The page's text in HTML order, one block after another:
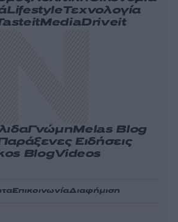
LifestyleΤεχνολογία
MediaDriveit
ΓνώμηMelas Blog
Ειδήσεις
BlogVideos
ΕπικοινωνίαΔιαφήμιση